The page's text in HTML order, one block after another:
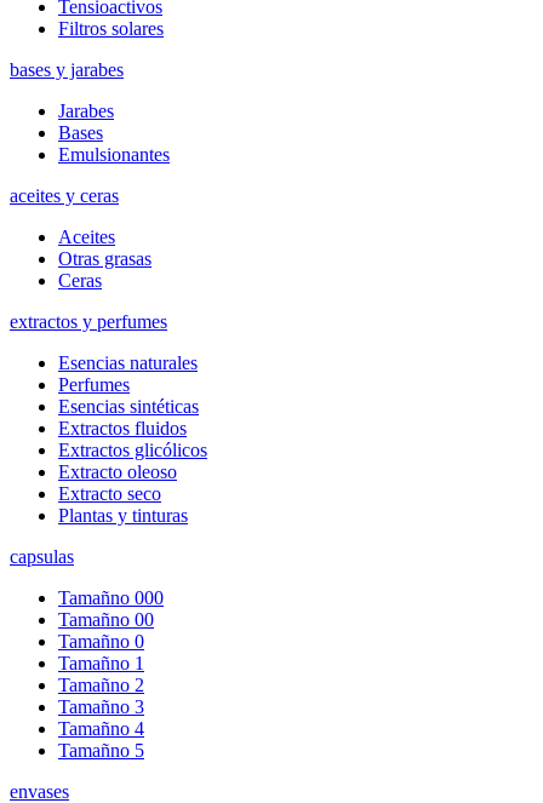
Tensioactivos
Filtros solares
bases y jarabes
Jarabes
Bases
Emulsionantes
aceites y ceras
Aceites
Otras grasas
Ceras
extractos y perfumes
Esencias naturales
Perfumes
Esencias sintéticas
Extractos fluidos
Extractos glicólicos
Extracto oleoso
Extracto seco
Plantas y tinturas
capsulas
Tamañno 000
Tamañno 00
Tamañno 0
Tamañno 1
Tamañno 2
Tamañno 3
Tamañno 4
Tamañno 5
envases